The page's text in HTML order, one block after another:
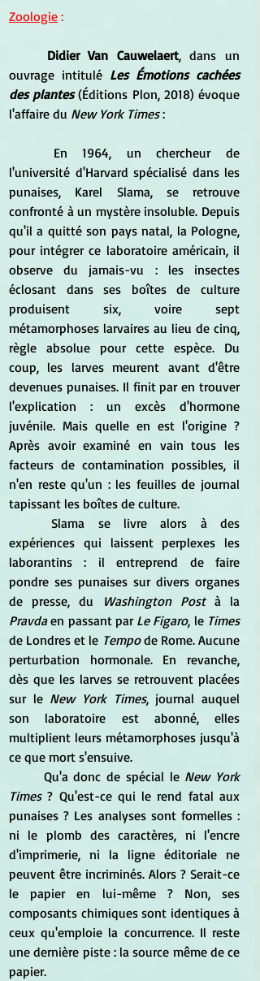
Zoologie :
Didier Van Cauwelaert, dans un
ouvrage intitulé Les Émotions cachées
des plantes (Éditions Plon, 2018) évoque
l'affaire du New York Times :
l'université d'Harvard spécialisé dans les
punaises, Karel Slama, se retrouve
confronté à un mystère insoluble. Depuis
qu'il a quitté son pays natal, la Pologne,
pour intégrer ce laboratoire américain, il
observe du jamais-vu : les insectes
éclosant dans ses boîtes de culture
produisent six, voire sept
métamorphoses larvaires au lieu de cinq,
règle absolue pour cette espèce. Du
coup, les larves meurent avant d'être
devenues punaises. Il finit par en trouver
l'explication : un excès d'hormone
juvénile. Mais quelle en est l'origine ?
Après avoir examiné en vain tous les
facteurs de contamination possibles, il
n'en reste qu'un : les feuilles de journal
tapissant les boîtes de culture.
expériences qui laissent perplexes les
laborantins : il entreprend de faire
pondre ses punaises sur divers organes
de presse, du Washington Post à la
Pravda en passant par Le Figaro, le Times
de Londres et le Tempo de Rome. Aucune
perturbation hormonale. En revanche,
dès que les larves se retrouvent placées
sur le New York Times, journal auquel
son laboratoire est abonné, elles
multiplient leurs métamorphoses jusqu'à
ce que mort s'ensuive.
	Qu'a donc de spécial le
New York
Times ? Qu'est-ce qui le rend fatal aux
punaises ? Les analyses sont formelles :
ni le plomb des caractères, ni l'encre
d'imprimerie, ni la ligne éditoriale ne
peuvent être incriminés. Alors ? Serait-ce
le papier en lui-même ? Non, ses
composants chimiques sont identiques à
ceux qu'emploie la concurrence. Il reste
une dernière piste : la source même de ce
papier.